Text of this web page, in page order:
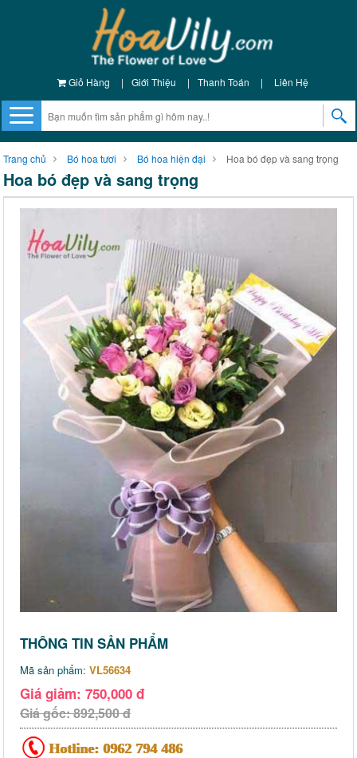
Giỏ Hàng | Giới Thiệu | Thanh Toán | Liên Hệ
Trang chủ Bó hoa tươi Bó hoa hiện đại Hoa bó đẹp và sang trọng
Hoa bó đẹp và sang trọng
THÔNG TIN SẢN PHẨM
Mã sản phẩm: VL56634
Giá giảm: 750,000 đ
Giá gốc: 892,500 đ
Hotline: 0962 794 486